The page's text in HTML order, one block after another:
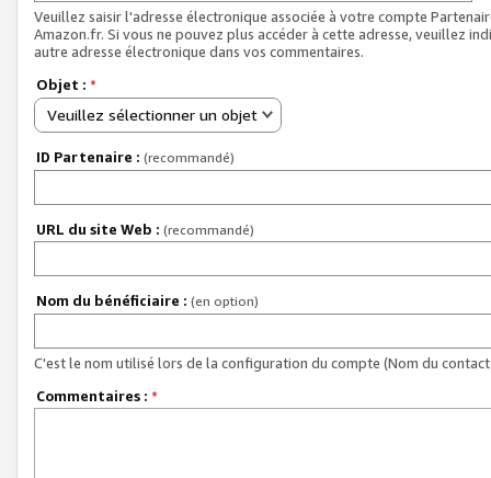
Veuillez saisir l'adresse électronique associée à votre compte
Amazon.fr. Si vous ne pouvez plus accéder à cette adresse, veuillez
autre adresse électronique dans vos commentaires.
Objet : *
Veuillez sélectionner un objet
ID Partenaire : (recommandé)
URL du site Web : (recommandé)
Nom du bénéficiaire : (en option)
C'est le nom utilisé lors de la configuration du compte (Nom du
Commentaires : *